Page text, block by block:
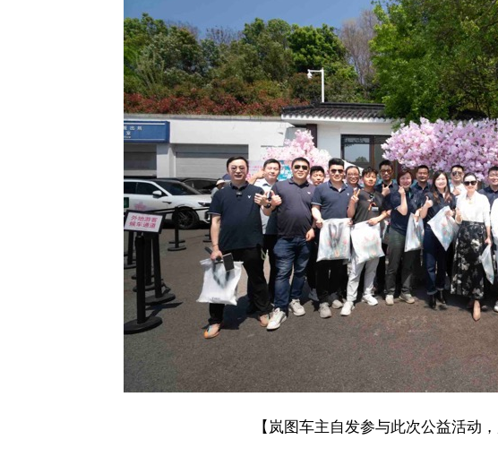
【岚图车主自发参与此次公益活动